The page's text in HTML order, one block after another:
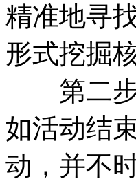
精准地寻
形式挖掘
第二步
如活动结
动，并不